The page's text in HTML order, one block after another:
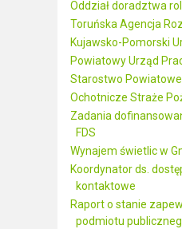
Oddział doradztwa
Toruńska Agencja
Kujawsko-Pomorski
Powiatowy Urząd
Starostwo
Ochotnicze Straże
Zadania
FDS
Wynajem świetlic w
Koordynator ds.
kontaktowe
Raport o stanie
podmiotu